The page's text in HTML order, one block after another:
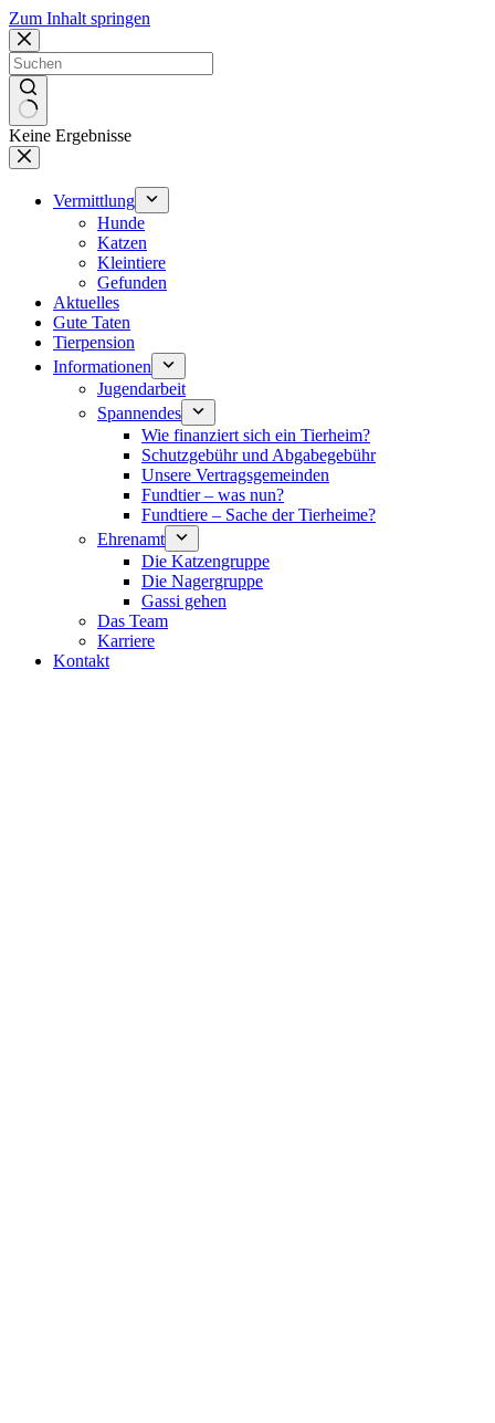
Zum Inhalt springen
Keine Ergebnisse
Vermittlung
Hunde
Katzen
Kleintiere
Gefunden
Aktuelles
Gute Taten
Tierpension
Informationen
Jugendarbeit
Spannendes
Wie finanziert sich ein Tierheim?
Schutzgebühr und Abgabegebühr
Unsere Vertragsgemeinden
Fundtier – was nun?
Fundtiere – Sache der Tierheime?
Ehrenamt
Die Katzengruppe
Die Nagergruppe
Gassi gehen
Das Team
Karriere
Kontakt